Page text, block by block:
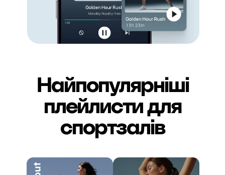
Найпопулярніші
плейлисти для
спортзалів